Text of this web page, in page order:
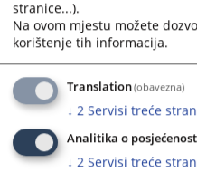
key
to
the
keyboard
shortcuts
for
changing
key
for
stranice...).
Na ovom mjestu možete
korištenje tih informacija.
Translation(obavezna)
↓ 2 Servisi treće
Analitika o
↓ 2 Servisi treće